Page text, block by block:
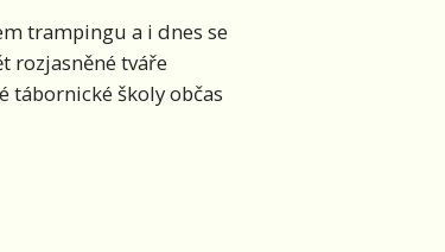
trampingu a i dnes se
rozjasněné tváře
tábornické školy občas